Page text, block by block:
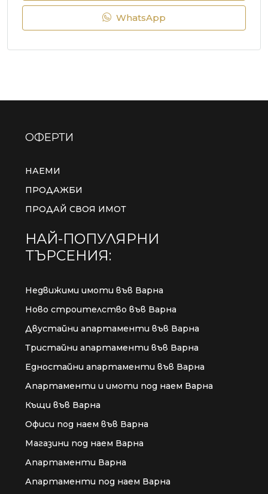
WhatsApp
ОФЕРТИ
НАЕМИ
ПРОДАЖБИ
ПРОДАЙ СВОЯ ИМОТ
НАЙ-ПОПУЛЯРНИ
ТЪРСЕНИЯ:
Недвижими имоти във Варна
Ново строителство във Варна
Двустайни апартаменти във Варна
Тристайни апартаменти във Варна
Едностайни апартаменти във Варна
Апартаменти и имоти под наем Варна
Къщи във Варна
Офиси под наем във Варна
Магазини под наем Варна
Апартаменти Варна
Апартаменти под наем Варна